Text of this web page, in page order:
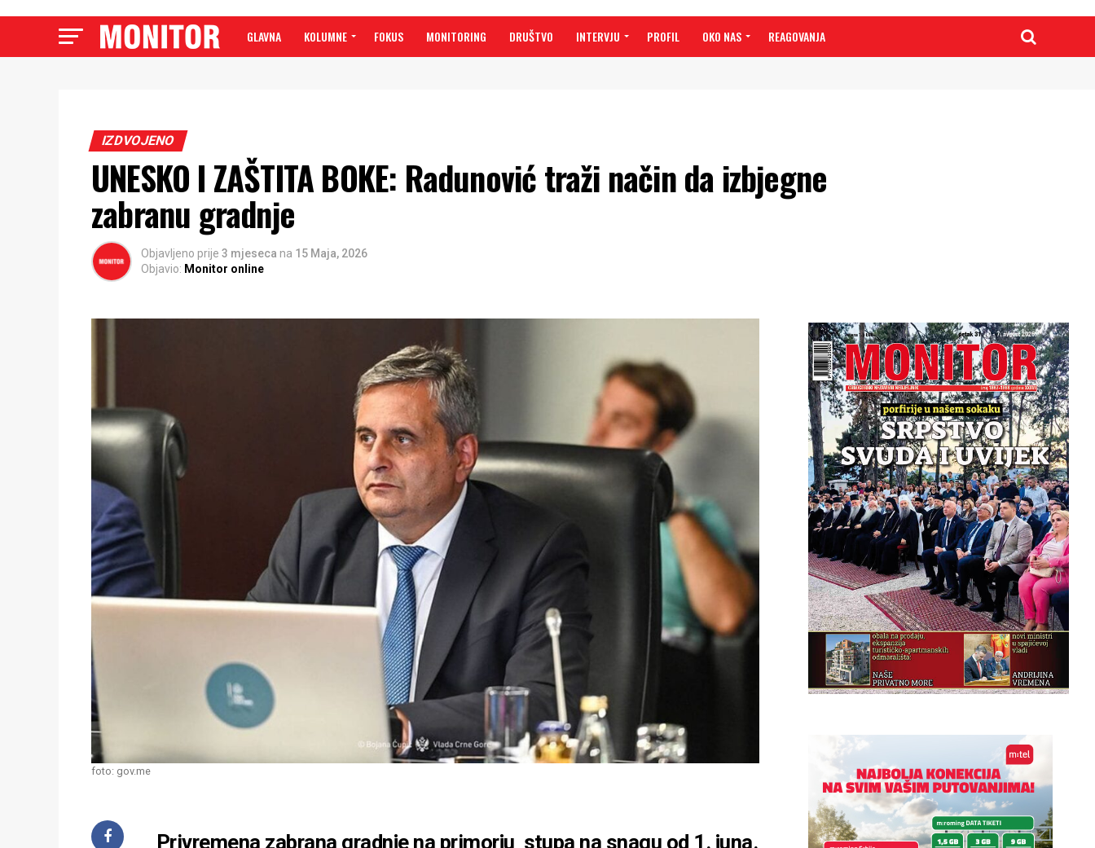
GLAVNA KOLUMNE FOKUS MONITORING DRUŠTVO INTERVJU PROFIL OKO NAS REAGOVANJA
IZDVOJENO
UNESKO I ZAŠTITA BOKE: Radunović traži način da izbjegne
zabranu gradnje
Objavljeno prije 3 mjeseca na 15 Maja, 2026
Objavio: Monitor online
foto: gov.me
Privremena zabrana gradnje na primorju stupa na snagu od 1. juna.